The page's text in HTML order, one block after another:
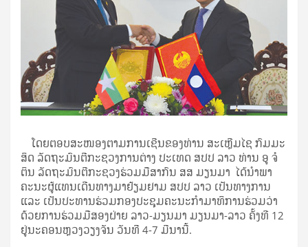
ໂດຍ​ຕອບ​ສະ­ໜອງ​ຕາມ​ການ​ເຊີນ​ຂອງ​ທ່ານ ສະ­ເຫຼີມ​ໄຊ ກົມ​ມະ​
ສິດ ລັດ­ຖະ­ມົນ­ຕີ​ກະ­ຊວງ​ການ​ຕ່າງ ປະ­ເທດ ສປປ ລາວ ທ່ານ ອູ ຈໍ
ຕິນ ລັດ­ຖະ­ມົນ­ຕີ​ກະ­ຊວງ​ຮ່ວມ​ມື​ສາ­ກົນ ສສ ມຽນ​ມາ ໄດ້​ນຳ­ພາ​
ຄະ­ນະ​ຜູ້​ແທນ​ເດີນ­ທາງ​ມາ​ຢ້ຽມ­ຢາມ ສປປ ລາວ ເປັນ​ທາງ​ການ
ແລະ ເປັນ​ປະ­ທານ​ຮ່ວມ​ກອງ​ປະ­ຊຸມ​ຄະ­ນະ​ກຳ­ມາ​ທິ​ການ​ຮ່ວມ​ວ່າ​
ດ້ວຍ​ການ​ຮ່ວມ​ມື​ສອງ​ຝ່າຍ ລາວ-ມຽນ​ມາ ມຽນ​ມາ-ລາວ ຄັ້ງ​ທີ 12
ຢູ່​ນະ­ຄອນ­ຫຼວງ​ວຽງ​ຈັນ ວັນ​ທີ 4-7 ມີ­ນາ​ນີ້.